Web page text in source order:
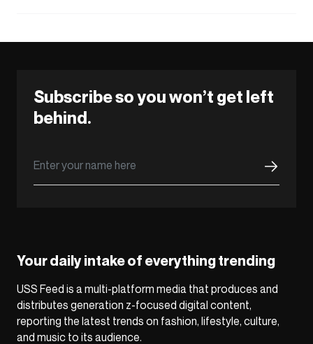
Subscribe so you won’t get left
behind.
Your daily intake of everything trending
USS Feed is a multi-platform media that produces and
distributes generation z-focused digital content,
reporting the latest trends on fashion, lifestyle, culture,
and music to its audience.